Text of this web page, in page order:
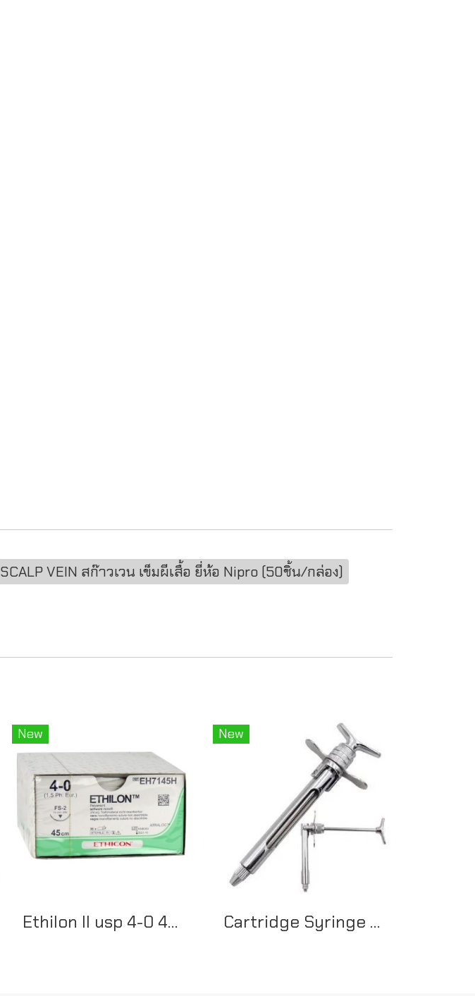
SCALP VEIN สก๊าวเวน เข็มผีเสื้อ ยี่ห้อ Nipro (50ชิ้น/กล่อง)
New
Ethilon II usp 4-0 45cm FS-2 black EH7145H (36ชิ้น/กล่อง)
New
Cartridge Syringe ขนาด 1.8ML (G.) ธรรมดาหักได้ แบบหางปลา